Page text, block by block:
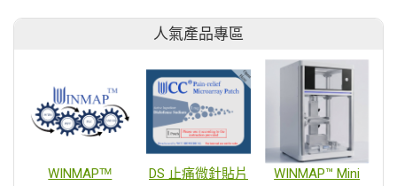
人氣產品專區
WINMAPᵀᴹ DS 止痛微針貼片 WINMAP™ Mini